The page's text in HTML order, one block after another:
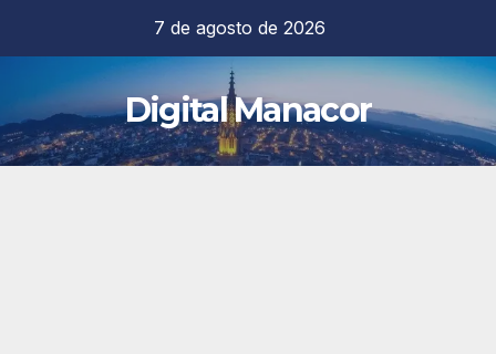
contenido
7 de agosto de 2026
Digital Manacor